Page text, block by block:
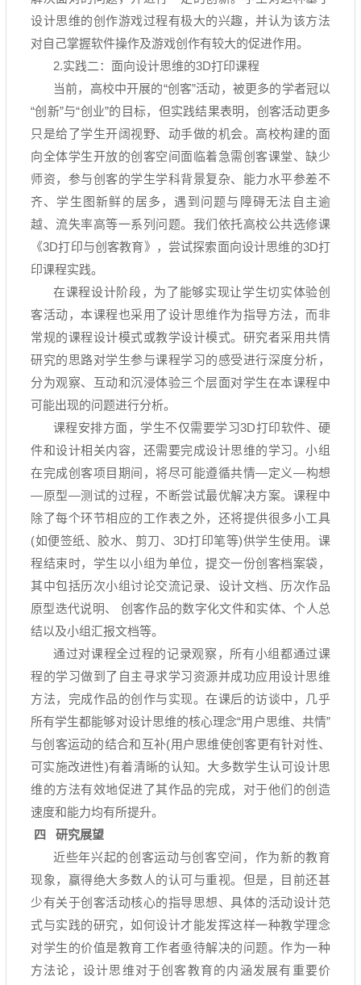
设计思维的创作游戏过程有极大的兴趣，并认为该方法
对自己掌握软件操作及游戏创作有较大的促进作用。
2.实践二：面向设计思维的3D打印课程
当前，高校中开展的“创客”活动，被更多的学者冠以
“创新”与“创业”的目标，但实践结果表明，创客活动更多
只是给了学生开阔视野、动手做的机会。高校构建的面
向全体学生开放的创客空间面临着急需创客课堂、缺少
师资，参与创客的学生学科背景复杂、能力水平参差不
齐、学生图新鲜的居多，遇到问题与障碍无法自主逾
越、流失率高等一系列问题。我们依托高校公共选修课
《3D打印与创客教育》，尝试探索面向设计思维的3D打
印课程实践。
在课程设计阶段，为了能够实现让学生切实体验创
客活动，本课程也采用了设计思维作为指导方法，而非
常规的课程设计模式或教学设计模式。研究者采用共情
研究的思路对学生参与课程学习的感受进行深度分析，
分为观察、互动和沉浸体验三个层面对学生在本课程中
可能出现的问题进行分析。
课程安排方面，学生不仅需要学习3D打印软件、硬
件和设计相关内容，还需要完成设计思维的学习。小组
在完成创客项目期间，将尽可能遵循共情—定义—构想
—原型—测试的过程，不断尝试最优解决方案。课程中
除了每个环节相应的工作表之外，还将提供很多小工具
(如便签纸、胶水、剪刀、 3D打印笔等)供学生使用。课
程结束时，学生以小组为单位，提交一份创客档案袋，
其中包括历次小组讨论交流记录、设计文档、历次作品
原型迭代说明、 创客作品的数字化文件和实体、个人总
结以及小组汇报文档等。
通过对课程全过程的记录观察，所有小组都通过课
程的学习做到了自主寻求学习资源并成功应用设计思维
方法，完成作品的创作与实现。在课后的访谈中，几乎
所有学生都能够对设计思维的核心理念“用户思维、共情”
与创客运动的结合和互补(用户思维使创客更有针对性、
可实施改进性)有着清晰的认知。大多数学生认可设计思
维的方法有效地促进了其作品的完成，对于他们的创造
速度和能力均有所提升。
四
研究展望
近些年兴起的创客运动与创客空间，作为新的教育
现象，赢得绝大多数人的认可与重视。但是，目前还甚
少有关于创客活动核心的指导思想、具体的活动设计范
式与实践的研究，如何设计才能发挥这样一种教学理念
对学生的价值是教育工作者亟待解决的问题。作为一种
方法论，设计思维对于创客教育的内涵发展有重要价